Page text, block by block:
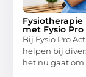
Fysiotherapie
met Fysio
Bij Fysio Pro
helpen bij
het nu gaat om